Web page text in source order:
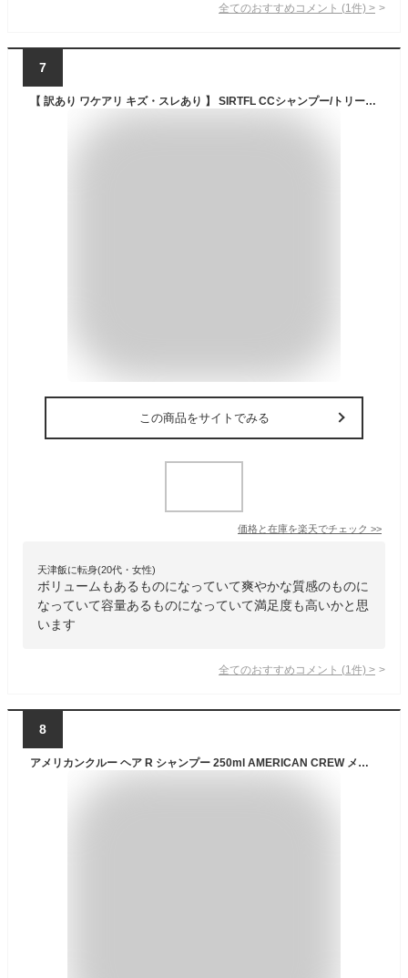
全てのおすすめコメント (1 件) >
7
【 訳あり ワケアリ キズ・スレあり 】 SIRTFL CCシャンプー/トリートメント スムース セット 320mL/ ( 詰め替え ) [ ペアー＆フリージアの香り ]/ サートフル レチノール ビタミンC スクワラン ビタミンE アミノ酸 アミノ酸系 うねり 広がりを抑える
この商品をサイトでみる
価格と在庫を楽天でチェック >>
天津飯に転身(20代・女性)
ボリュームもあるものになっていて爽やかな質感のものに
なっていて容量あるものになっていて満足度も高いかと思
います
全てのおすすめコメント (1 件) >
8
アメリカンクルー ヘア R シャンプー 250ml AMERICAN CREW メンズ 男性 頭皮ケア ヘアケア 薄毛 抜け毛 ハリ コシ ノンパラベン パンテノール レチノール